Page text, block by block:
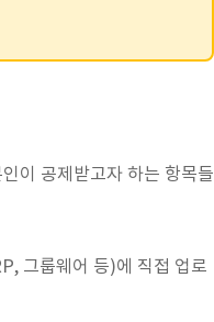
이 공제받고자 하는 항목들
그룹웨어 등)에 직접 업로